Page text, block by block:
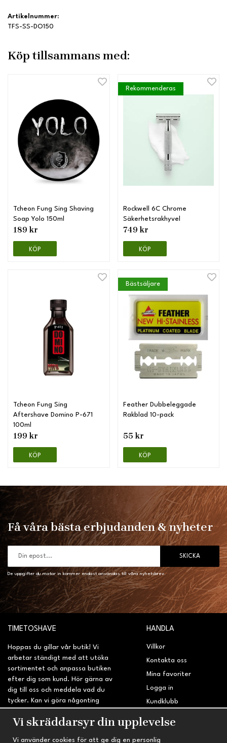
Artikelnummer:
TFS-SS-DO150
Köp tillsammans med:
Tcheon Fung Sing Shaving
Soap Yolo 150ml
189 kr
KÖP
Rekommenderas
Rockwell 6C Chrome
Säkerhetsrakhyvel
749 kr
KÖP
Tcheon Fung Sing
Aftershave Domino P-671
100ml
199 kr
KÖP
Bästsäljare
Feather Dubbeleggade
Rakblad 10-pack
55 kr
KÖP
Få våra bästa erbjudanden & nyheter
SKICKA
De uppgifter du matar in kommer endast användas till våra nyhetsbrev.
TIMETOSHAVE
Hoppas du gillar vår butik! Vi
arbetar ständigt med att utöka
sortimentet och anpassa butiken
efter dig som kund. Hör gärna av
dig till oss och meddela vad du
tycker. Kan vi göra någonting
sidan?
HANDLA
Villkor
Kontakta oss
Mina favoriter
Logga in
Kundklubb
Vi skräddarsyr din upplevelse
Vi använder cookies för att ge dig en personlig